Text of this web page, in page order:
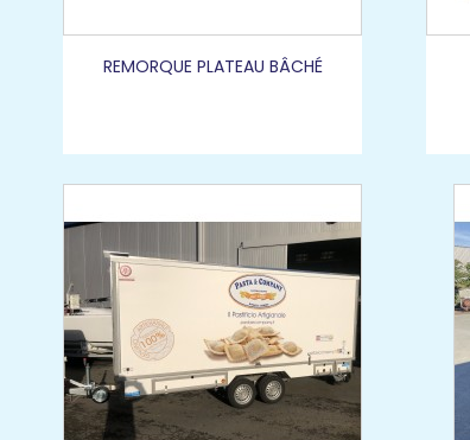
REMORQUE PLATEAU BÂCHÉ